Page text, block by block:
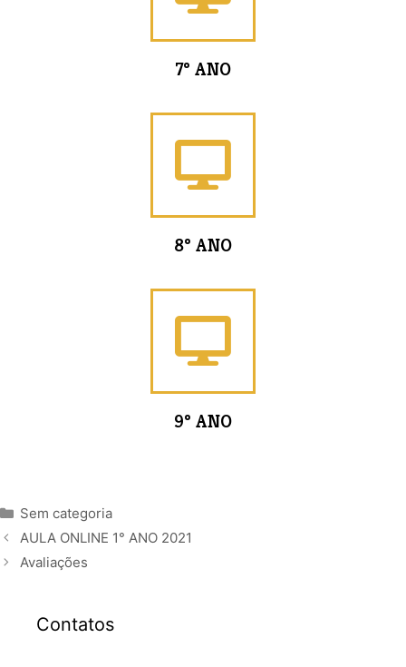
7º ANO
8º ANO
9º ANO
Sem categoria
AULA ONLINE 1° ANO 2021
Avaliações
Contatos